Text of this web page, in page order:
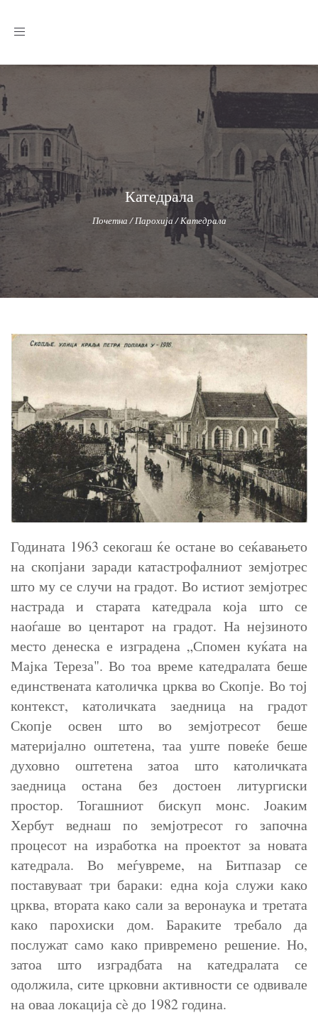
Toggle
Катедрала
Почетна/Парохија/Катедрала
Годината 1963 секогаш ќе остане во сеќавањето
на скопјани заради катастрофалниот земјотрес
што му се случи на градот. Во истиот земјотрес
настрада и старата катедрала која што се
наоѓаше во центарот на градот. На нејзиното
место денеска е изградена „Спомен куќата на
Мајка Тереза". Во тоа време катедралата беше
единствената католичка црква во Скопје. Во тој
контекст, католичката заедница на градот
Скопје освен што во земјотресот беше
материјално оштетена, таа уште повеќе беше
духовно оштетена затоа што католичката
заедница остана без достоен литургиски
простор. Тогашниот бискуп монс. Јоаким
Хербут веднаш по земјотресот го започна
процесот на изработка на проектот за новата
катедрала. Во меѓувреме, на Битпазар се
поставуваат три бараки: една која служи како
црква, втората како сали за веронаука и третата
како парохиски дом. Бараките требало да
послужат само како привремено решение. Но,
затоа што изградбата на катедралата се
одолжила, сите црковни активности се одвивале
на оваа локација сè до 1982 година.